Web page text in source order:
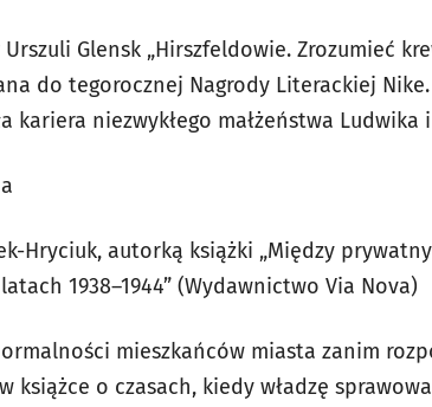
Glensk „Hirszfeldowie. Zrozumieć
do tegorocznej Nagrody Literackiej
kariera niezwykłego małżeństwa
Hryciuk, autorką książki „Między
1938–1944” (Wydawnictwo Via Nova)
mieszkańców miasta zanim
książce o czasach, kiedy władzę